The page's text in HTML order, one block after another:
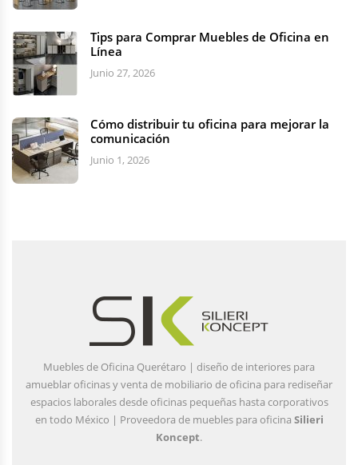
Tips para Comprar Muebles de Oficina en
Línea
Junio 27, 2026
Cómo distribuir tu oficina para mejorar la
comunicación
Junio 1, 2026
Muebles de Oficina Querétaro | diseño de interiores para
amueblar oficinas y venta de mobiliario de oficina para rediseñar
espacios laborales desde oficinas pequeñas hasta corporativos
en todo México | Proveedora de muebles para oficina Silieri
Koncept.